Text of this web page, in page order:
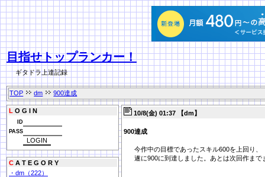
目指せトップランカー！
ギタドラ上達記録
TOP dm 900達成
L O G I N
ID
PASS
C A T E G O R Y
・dm（222）
10/8(金) 01:37 【dm】
900達成
今作中の目標であったスキル600を上回り、
遂に900に到達しました。あとは次回作まで